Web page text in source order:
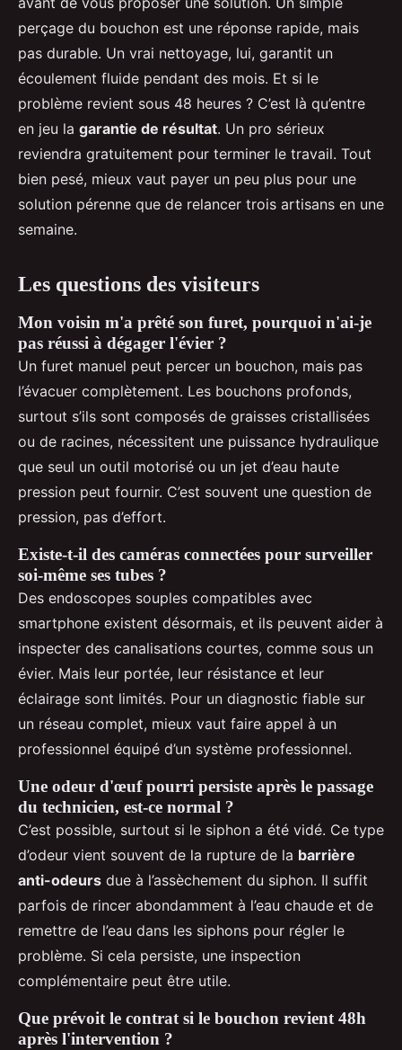
perçage du bouchon est une réponse rapide, mais
pas durable. Un vrai nettoyage, lui, garantit un
écoulement fluide pendant des mois. Et si le
problème revient sous 48 heures ? C’est là qu’entre
en jeu la garantie de résultat. Un pro sérieux
reviendra gratuitement pour terminer le travail. Tout
bien pesé, mieux vaut payer un peu plus pour une
solution pérenne que de relancer trois artisans en une
semaine.
Les questions des visiteurs
Mon voisin m'a prêté son furet, pourquoi n'ai-je
pas réussi à dégager l'évier ?
Un furet manuel peut percer un bouchon, mais pas
l’évacuer complètement. Les bouchons profonds,
surtout s’ils sont composés de graisses cristallisées
ou de racines, nécessitent une puissance hydraulique
que seul un outil motorisé ou un jet d’eau haute
pression peut fournir. C’est souvent une question de
pression, pas d’effort.
Existe-t-il des caméras connectées pour surveiller
soi-même ses tubes ?
Des endoscopes souples compatibles avec
smartphone existent désormais, et ils peuvent aider à
inspecter des canalisations courtes, comme sous un
évier. Mais leur portée, leur résistance et leur
éclairage sont limités. Pour un diagnostic fiable sur
un réseau complet, mieux vaut faire appel à un
professionnel équipé d’un système professionnel.
Une odeur d'œuf pourri persiste après le passage
du technicien, est-ce normal ?
C’est possible, surtout si le siphon a été vidé. Ce type
d’odeur vient souvent de la rupture de la barrière
anti-odeurs due à l’assèchement du siphon. Il suffit
parfois de rincer abondamment à l’eau chaude et de
remettre de l’eau dans les siphons pour régler le
problème. Si cela persiste, une inspection
complémentaire peut être utile.
Que prévoit le contrat si le bouchon revient 48h
après l'intervention ?